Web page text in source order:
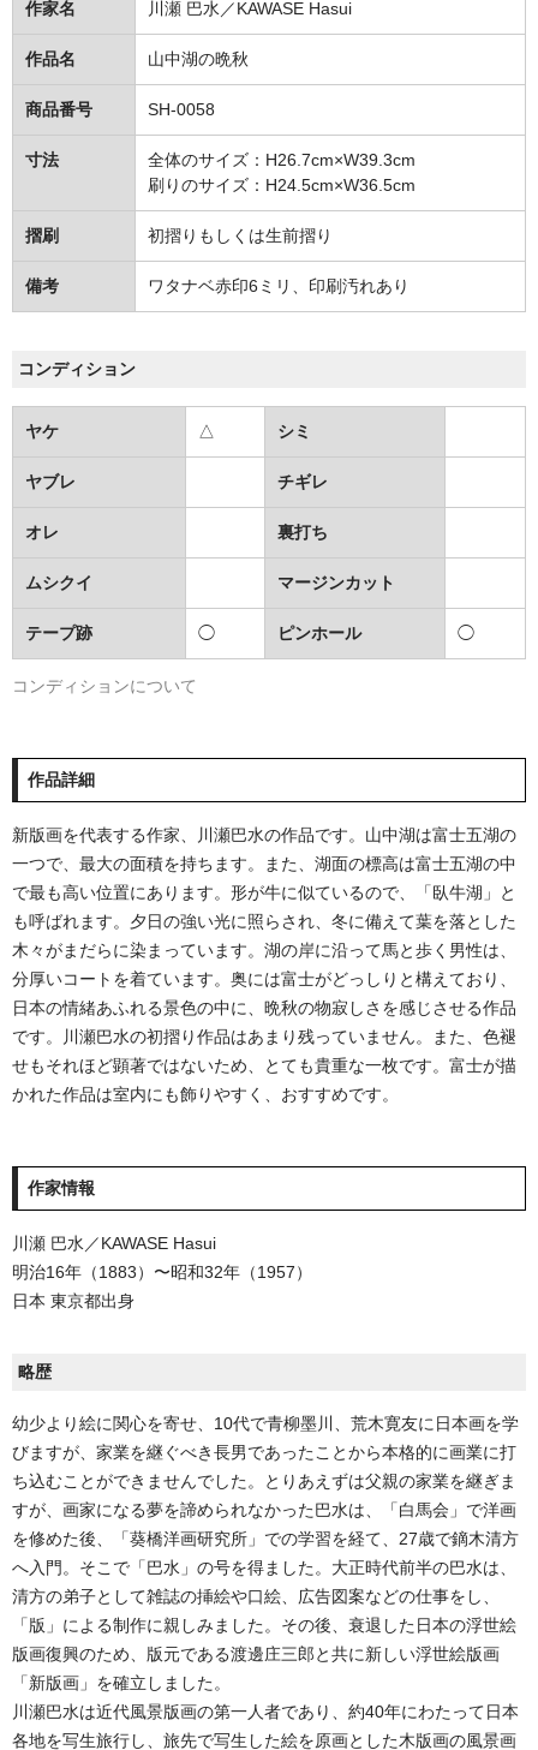
作家名 川瀬 巴水／KAWASE Hasui
作品名 山中湖の晩秋
商品番号 SH-0058
寸法
全体のサイズ：H26.7cm×W39.3cm
刷りのサイズ：H24.5cm×W36.5cm
摺刷 初摺りもしくは生前摺り
備考 ワタナベ赤印6ミリ、印刷汚れあり
コンディション
ヤケ △ シミ
ヤブレ チギレ
オレ 裏打ち
ムシクイ マージンカット
テープ跡 ◯ ピンホール ◯
コンディションについて
作品詳細
新版画を代表する作家、川瀬巴水の作品です。山中湖は富士五湖の
一つで、最大の面積を持ちます。また、湖面の標高は富士五湖の中
で最も高い位置にあります。形が牛に似ているので、「臥牛湖」と
も呼ばれます。夕日の強い光に照らされ、冬に備えて葉を落とした
木々がまだらに染まっています。湖の岸に沿って馬と歩く男性は、
分厚いコートを着ています。奥には富士がどっしりと構えており、
日本の情緒あふれる景色の中に、晩秋の物寂しさを感じさせる作品
です。川瀬巴水の初摺り作品はあまり残っていません。また、色褪
せもそれほど顕著ではないため、とても貴重な一枚です。富士が描
かれた作品は室内にも飾りやすく、おすすめです。
作家情報
川瀬 巴水／KAWASE Hasui
明治16年（1883）〜昭和32年（1957）
日本 東京都出身
略歴
幼少より絵に関心を寄せ、10代で青柳墨川、荒木寛友に日本画を学
びますが、家業を継ぐべき長男であったことから本格的に画業に打
ち込むことができませんでした。とりあえずは父親の家業を継ぎま
すが、画家になる夢を諦められなかった巴水は、「白馬会」で洋画
を修めた後、「葵橋洋画研究所」での学習を経て、27歳で鏑木清方
へ入門。そこで「巴水」の号を得ました。大正時代前半の巴水は、
清方の弟子として雑誌の挿絵や口絵、広告図案などの仕事をし、
「版」による制作に親しみました。その後、衰退した日本の浮世絵
版画復興のため、版元である渡邊庄三郎と共に新しい浮世絵版画
「新版画」を確立しました。
川瀬巴水は近代風景版画の第一人者であり、約40年にわたって日本
各地を写生旅行し、旅先で写生した絵を原画とした木版画の風景画